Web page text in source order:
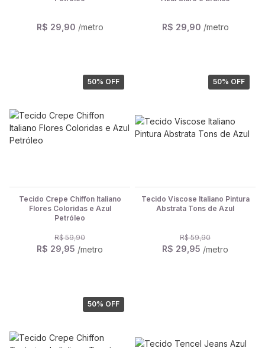
R$ 29,90 /metro R$ 29,90 /metro
50% OFF
Tecido Crepe Chiffon Italiano
Flores Coloridas e Azul
Petróleo
R$ 59,90
R$ 29,95 /metro
50% OFF
Tecido Viscose Italiano Pintura
Abstrata Tons de Azul
R$ 59,90
R$ 29,95 /metro
50% OFF